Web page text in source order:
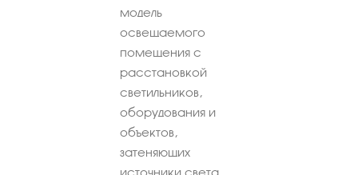
модель
освещаемого
помещения с
расстановкой
светильников,
оборудования и
объектов,
затеняющих
источники света